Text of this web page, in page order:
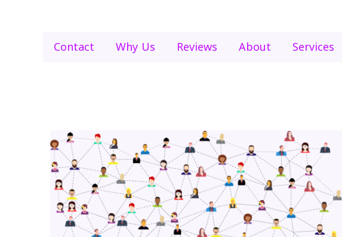
Services
About
Reviews
Why Us
Contact